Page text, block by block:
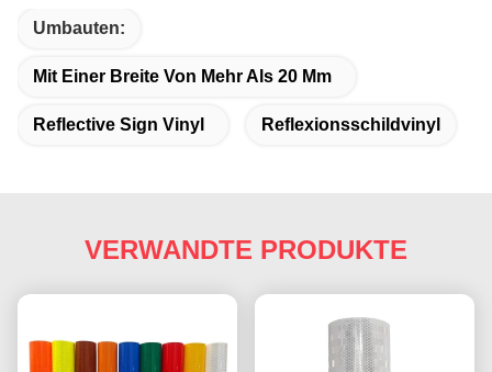
Umbauten:
Mit Einer Breite Von Mehr Als 20 Mm
Reflective Sign Vinyl Reflexionsschildvinyl
VERWANDTE PRODUKTE